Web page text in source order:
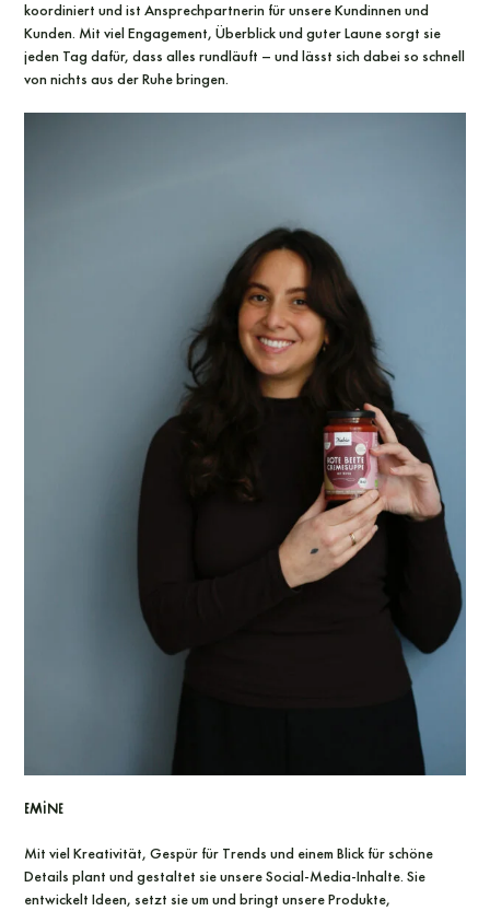
koordiniert und ist Ansprechpartnerin für unsere Kundinnen und
Kunden. Mit viel Engagement, Überblick und guter Laune sorgt sie
jeden Tag dafür, dass alles rundläuft – und lässt sich dabei so schnell
von nichts aus der Ruhe bringen.
Emine
Mit viel Kreativität, Gespür für Trends und einem Blick für schöne
Details plant und gestaltet sie unsere Social-Media-Inhalte. Sie
entwickelt Ideen, setzt sie um und bringt unsere Produkte,